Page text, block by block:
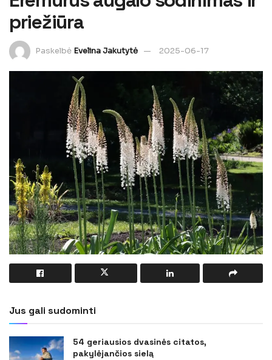
priežiūra
Paskelbė Evelina Jakutytė 2025-06-17
Jus gali sudominti
54 geriausios dvasinės citatos,
pakylėjančios sielą